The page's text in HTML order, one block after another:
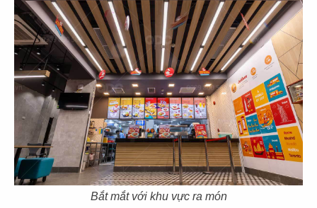
Bắt mắt với khu vực ra món
121
PHỞ HÀ NỘI
CN Milpitas - USA
122
LEKAO'S COFFEE
CN Bến Tre
123
LEKAO'S COFFEE
124
KING COFFEE